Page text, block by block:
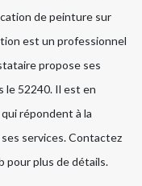
de peinture sur
est un professionnel
propose ses
le 52240. Il est en
répondent à la
services. Contactez
pour plus de détails.